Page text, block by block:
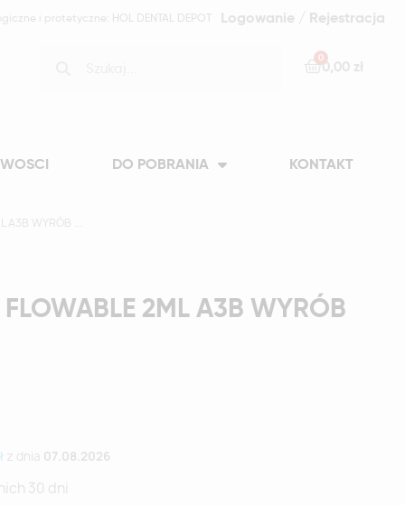
i protetyczne: HOL DENTAL DEPOT Logowanie / Rejestracja
0,00 zł
DO POBRANIA KONTAKT
A3B WYRÓB ...
FLOWABLE 2ML A3B WYRÓB
z dnia 07.08.2026
30 dni